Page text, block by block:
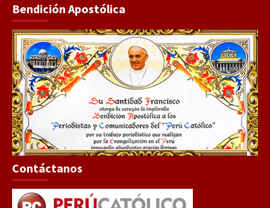
Bendición Apostólica
Contáctanos